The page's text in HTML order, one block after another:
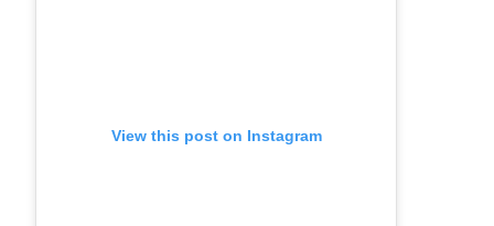
View this post on Instagram